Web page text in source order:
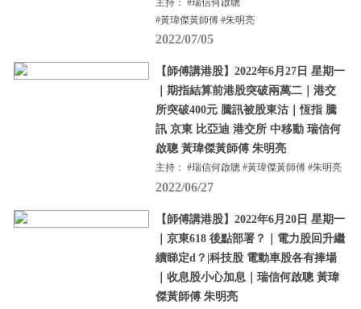
#黃瑋傑黃師傅 #朱明亮
2022/07/05
【師傅講港股】2022年6月27日 星期一
｜期指結算前港股突破兩萬二｜港交
所突破400元 騰訊被股東沽｜恆指 騰
訊 京東 比亞迪 港交所 中移動 瑞信何
啟聰 黃瑋傑黃師傅 朱明亮
主持： #瑞信何啟聰 #黃瑋傑黃師傅 #朱明亮
2022/06/27
【師傅講港股】2022年6月20日 星期一
｜京東618 後點部署？｜電力股回升繼
續睇定d？|科技股 電動車股各有捧場
｜收息股小心加息｜瑞信何啟聰 黃瑋
傑黃師傅 朱明亮